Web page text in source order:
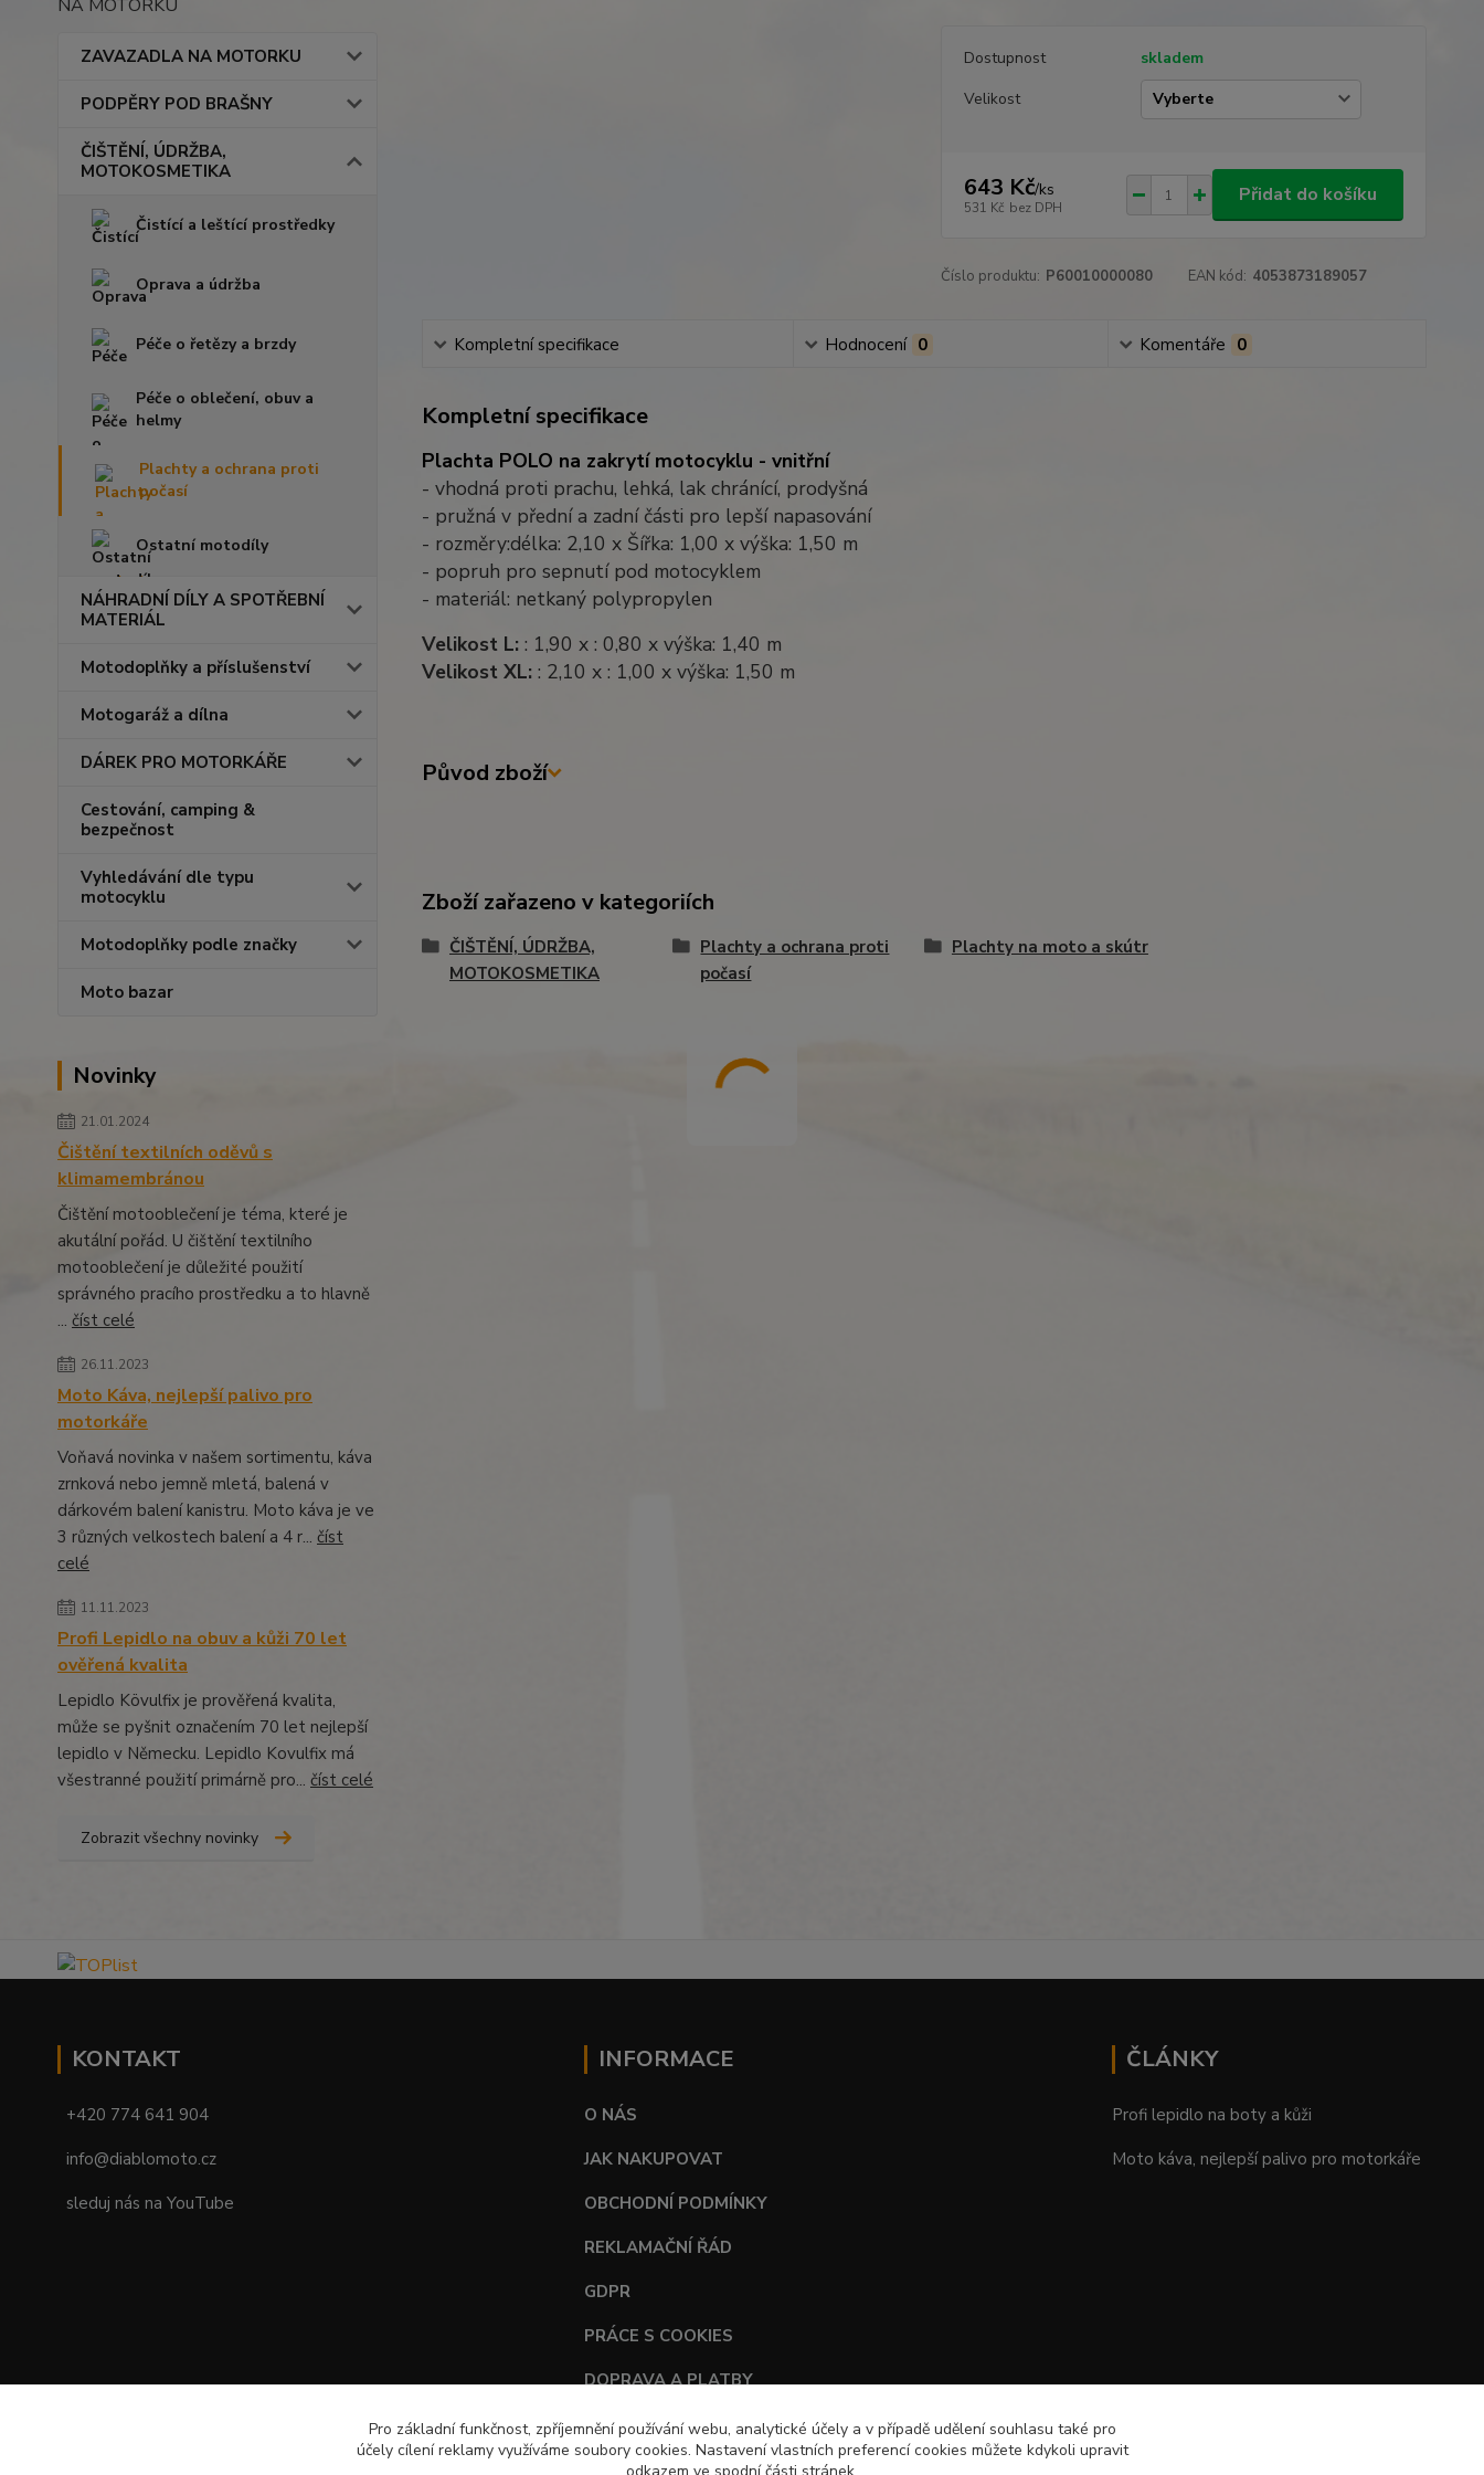
NA MOTORKU
ZAVAZADLA NA MOTORKU
PODPĚRY POD BRAŠNY
ČIŠTĚNÍ, ÚDRŽBA,
MOTOKOSMETIKA
Čistící a leštící prostředky
Oprava a údržba
Péče o řetězy a brzdy
Péče o oblečení, obuv a
helmy
Plachty a ochrana proti
počasí
Ostatní motodíly
NÁHRADNÍ DÍLY A SPOTŘEBNÍ
MATERIÁL
Motodoplňky a příslušenství
Motogaráž a dílna
DÁREK PRO MOTORKÁŘE
Cestování, camping &
bezpečnost
Vyhledávání dle typu
motocyklu
Motodoplňky podle značky
Moto bazar
Novinky
21.01.2024
Čištění textilních oděvů s
klimamembránou
Čištění motooblečení je téma, které je
akutální pořád. U čištění textilního
motooblečení je důležité použití
správného pracího prostředku a to hlavně
... číst celé
26.11.2023
Moto Káva, nejlepší palivo pro
motorkáře
Voňavá novinka v našem sortimentu, káva
zrnková nebo jemně mletá, balená v
dárkovém balení kanistru. Moto káva je ve
3 různých velkostech balení a 4 r... číst
celé
11.11.2023
Profi Lepidlo na obuv a kůži 70 let
ověřená kvalita
Lepidlo Kövulfix je prověřená kvalita,
může se pyšnit označením 70 let nejlepší
lepidlo v Německu. Lepidlo Kovulfix má
všestranné použití primárně pro... číst celé
Zobrazit všechny novinky
Dostupnost
skladem
Velikost
643 Kč/ks
531 Kč bez DPH
Přidat do košíku
Číslo produktu: P60010000080 EAN kód: 4053873189057
Kompletní specifikace Hodnocení 0 Komentáře 0
Kompletní specifikace
Plachta POLO na zakrytí motocyklu - vnitřní
- vhodná proti prachu, lehká, lak chránící, prodyšná
- pružná v přední a zadní části pro lepší napasování
- rozměry:délka: 2,10 x Šířka: 1,00 x výška: 1,50 m
- popruh pro sepnutí pod motocyklem
- materiál: netkaný polypropylen
Velikost L: : 1,90 x : 0,80 x výška: 1,40 m
Velikost XL: : 2,10 x : 1,00 x výška: 1,50 m
Původ zboží
Zboží zařazeno v kategoriích
ČIŠTĚNÍ, ÚDRŽBA,
MOTOKOSMETIKA
Plachty a ochrana proti
počasí
Plachty na moto a skútr
KONTAKT
+420 774 641 904
info@diablomoto.cz
sleduj nás na YouTube
INFORMACE
O NÁS
JAK NAKUPOVAT
OBCHODNÍ PODMÍNKY
REKLAMAČNÍ ŘÁD
GDPR
PRÁCE S COOKIES
DOPRAVA A PLATBY
TABULKY VELIKOSTÍ
ČLÁNKY
Profi lepidlo na boty a kůži
Moto káva, nejlepší palivo pro motorkáře
Pro základní funkčnost, zpříjemnění používání webu, analytické účely a v případě udělení souhlasu také pro
účely cílení reklamy využíváme soubory cookies. Nastavení vlastních preferencí cookies můžete kdykoli upravit